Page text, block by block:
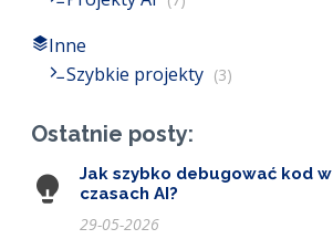
Inne
Szybkie projekty (3)
Ostatnie posty:
Jak szybko debugować kod w
czasach AI?
29-05-2026